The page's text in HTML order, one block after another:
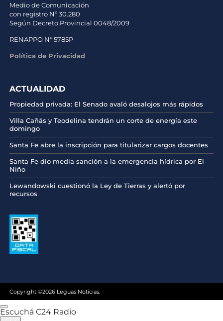
Medio de Comunicación
con registro Nº 30.280
Según Decreto Provincial 0048/2009
RENAPPO Nº 5785P
Política de Privacidad
ACTUALIDAD
Propiedad privada: El Senado avaló desalojos más rápidos
Villa Cañás y Teodelina tendrán un corte de energía este
domingo
Santa Fe abre la inscripción para titularizar cargos docentes
Santa Fe dio media sanción a la emergencia hídrica por El
Niño
Lewandowski cuestionó la Ley de Tierras y alertó por
recursos
Copyright ©2026 Leguas Noticias.
Escuchá C24 Radio